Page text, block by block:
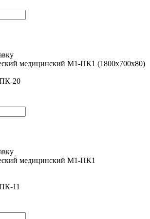
медицинский М1-ПК1 (1800x700x80)
20
медицинский М1-ПК1
11